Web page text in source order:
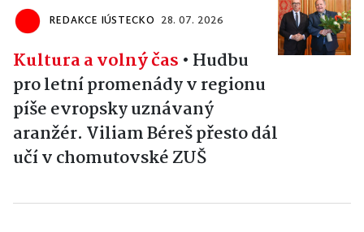
REDAKCE IÚSTECKO 28. 07. 2026
Kultura a volný čas • Hudbu
pro letní promenády v regionu
píše evropsky uznávaný
aranžér. Viliam Béreš přesto dál
učí v chomutovské ZUŠ